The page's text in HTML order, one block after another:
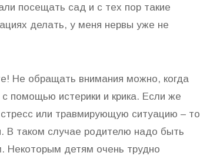
посещать сад и с тех пор такие
делать, у меня нервы уже не
Не обращать внимания можно, когда
помощью истерики и крика. Если же
стресс или травмирующую ситуацию – то
В таком случае родителю надо быть
Некоторым детям очень трудно